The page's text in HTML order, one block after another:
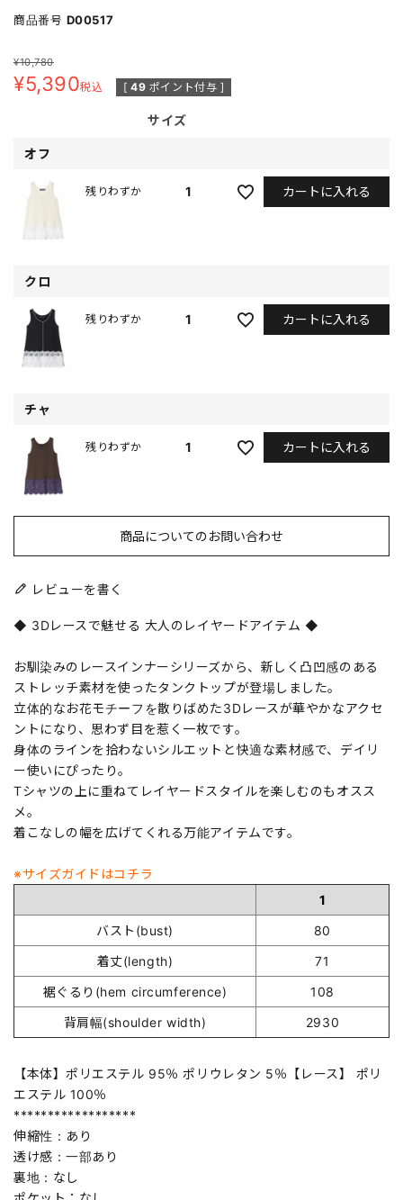
商品番号 D00517
¥10,780
¥5,390税込 [ 49 ポイント付与 ]
サイズ
オフ
1
残りわずか カートに入れる
クロ
1
残りわずか カートに入れる
チャ
1
残りわずか カートに入れる
商品についてのお問い合わせ
レビューを書く
◆ 3Dレースで魅せる 大人のレイヤードアイテム ◆
お馴染みのレースインナーシリーズから、新しく凸凹感のある
ストレッチ素材を使ったタンクトップが登場しました。
立体的なお花モチーフを散りばめた3Dレースが華やかなアクセ
ントになり、思わず目を惹く一枚です。
身体のラインを拾わないシルエットと快適な素材感で、デイリ
ー使いにぴったり。
Tシャツの上に重ねてレイヤードスタイルを楽しむのもオスス
メ。
着こなしの幅を広げてくれる万能アイテムです。
※サイズガイドはコチラ
1
バスト(bust)
80
着丈(length)
71
裾ぐるり(hem circumference)
108
背肩幅(shoulder width)
2930
【本体】ポリエステル 95％ ポリウレタン 5％【レース】 ポリ
エステル 100％
******************
伸縮性：あり
透け感：一部あり
裏地：なし